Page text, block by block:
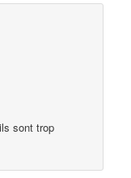
sont trop